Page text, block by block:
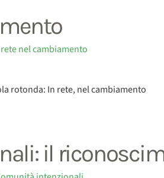
rotonda: In rete, nel cambiamento
il